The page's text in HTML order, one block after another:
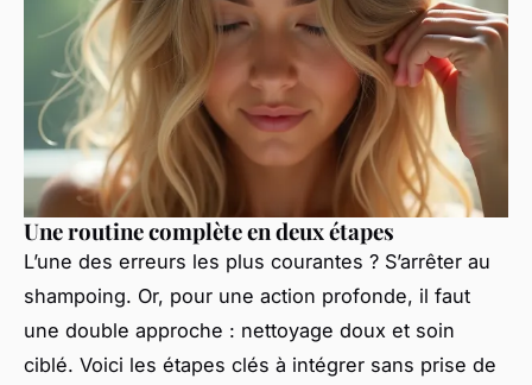
Une routine complète en deux étapes
L’une des erreurs les plus courantes ? S’arrêter au
shampoing. Or, pour une action profonde, il faut
une double approche : nettoyage doux et soin
ciblé. Voici les étapes clés à intégrer sans prise de